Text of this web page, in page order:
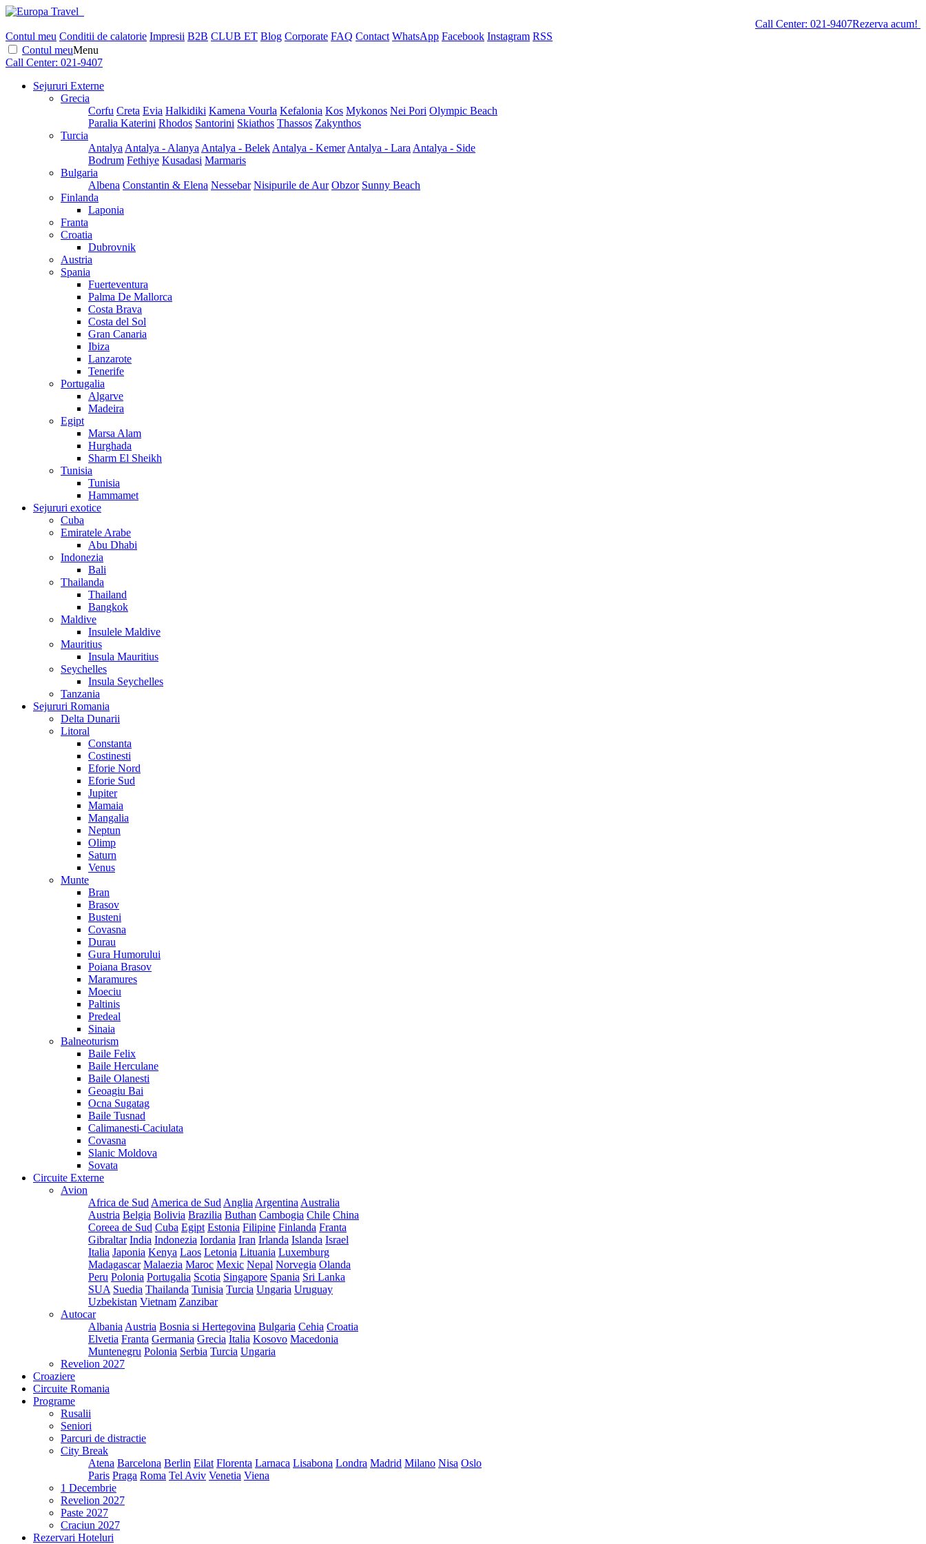
Call Center: 021-9407Rezerva acum!
Contul meu Conditii de calatorie Impresii B2B CLUB ET Blog Corporate FAQ Contact WhatsApp Facebook Instagram RSS
Contul meuMenu
Call Center: 021-9407
Sejururi Externe
Grecia
Corfu Creta Evia Halkidiki Kamena Vourla Kefalonia Kos Mykonos Nei Pori Olympic Beach
Paralia Katerini Rhodos Santorini Skiathos Thassos Zakynthos
Turcia
Antalya Antalya - Alanya Antalya - Belek Antalya - Kemer Antalya - Lara Antalya - Side
Bodrum Fethiye Kusadasi Marmaris
Bulgaria
Albena Constantin & Elena Nessebar Nisipurile de Aur Obzor Sunny Beach
Finlanda
Laponia
Franta
Croatia
Dubrovnik
Austria
Spania
Fuerteventura
Palma De Mallorca
Costa Brava
Costa del Sol
Gran Canaria
Ibiza
Lanzarote
Tenerife
Portugalia
Algarve
Madeira
Egipt
Marsa Alam
Hurghada
Sharm El Sheikh
Tunisia
Tunisia
Hammamet
Sejururi exotice
Cuba
Emiratele Arabe
Abu Dhabi
Indonezia
Bali
Thailanda
Thailand
Bangkok
Maldive
Insulele Maldive
Mauritius
Insula Mauritius
Seychelles
Insula Seychelles
Tanzania
Sejururi Romania
Delta Dunarii
Litoral
Constanta
Costinesti
Eforie Nord
Eforie Sud
Jupiter
Mamaia
Mangalia
Neptun
Olimp
Saturn
Venus
Munte
Bran
Brasov
Busteni
Covasna
Durau
Gura Humorului
Poiana Brasov
Maramures
Moeciu
Paltinis
Predeal
Sinaia
Balneoturism
Baile Felix
Baile Herculane
Baile Olanesti
Geoagiu Bai
Ocna Sugatag
Baile Tusnad
Calimanesti-Caciulata
Covasna
Slanic Moldova
Sovata
Circuite Externe
Avion
Africa de Sud America de Sud Anglia Argentina Australia
Austria Belgia Bolivia Brazilia Buthan Cambogia Chile China
Coreea de Sud Cuba Egipt Estonia Filipine Finlanda Franta
Gibraltar India Indonezia Iordania Iran Irlanda Islanda Israel
Italia Japonia Kenya Laos Letonia Lituania Luxemburg
Madagascar Malaezia Maroc Mexic Nepal Norvegia Olanda
Peru Polonia Portugalia Scotia Singapore Spania Sri Lanka
SUA Suedia Thailanda Tunisia Turcia Ungaria Uruguay
Uzbekistan Vietnam Zanzibar
Autocar
Albania Austria Bosnia si Hertegovina Bulgaria Cehia Croatia
Elvetia Franta Germania Grecia Italia Kosovo Macedonia
Muntenegru Polonia Serbia Turcia Ungaria
Revelion 2027
Croaziere
Circuite Romania
Programe
Rusalii
Seniori
Parcuri de distractie
City Break
Atena Barcelona Berlin Eilat Florenta Larnaca Lisabona Londra Madrid Milano Nisa Oslo
Paris Praga Roma Tel Aviv Venetia Viena
1 Decembrie
Revelion 2027
Paste 2027
Craciun 2027
Rezervari Hoteluri